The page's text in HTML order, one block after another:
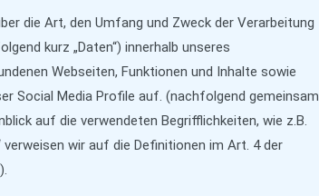
die Art, den Umfang und Zweck der Verarbeitung
kurz „Daten“) innerhalb unseres
Webseiten, Funktionen und Inhalte sowie
Social Media Profile auf. (nachfolgend gemeinsam
auf die verwendeten Begrifflichkeiten, wie z.B.
verweisen wir auf die Definitionen im Art. 4 der